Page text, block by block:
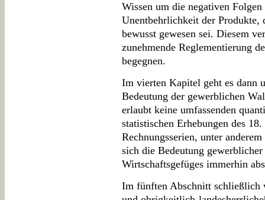
Wissen um die negativen
Unentbehrlichkeit der Produkte,
bewusst gewesen sei. Diesem
zunehmende Reglementierung
begegnen.
Im vierten Kapitel geht es dann
Bedeutung der gewerblichen
erlaubt keine umfassenden
statistischen Erhebungen des
Rechnungsserien, unter
sich die Bedeutung
Wirtschaftsgefüges immerhin
Im fünften Abschnitt schließlich